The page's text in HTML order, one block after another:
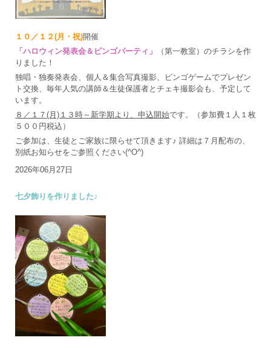
１０／１２(月・祝)開催
「ハロウィン発表会＆ビンゴパーティ」
（第一教室）のチラシを作
りました！
独唱・独奏発表会、個人＆集合写真撮影、ビンゴゲームでプレゼン
ト交換、毎年人気の講師＆生徒保護者とチェキ撮影会も、予定して
います。
８／１７(月)１３時～新学期より、申込開始です。（参加費１人１枚
５００円税込）
ご参加は、生徒とご家族に限らせて頂きます♪ 詳細は７月配布の、
別紙お知らせをご参照ください(^O^)
2026年06月27日
七夕飾りを作りました♪